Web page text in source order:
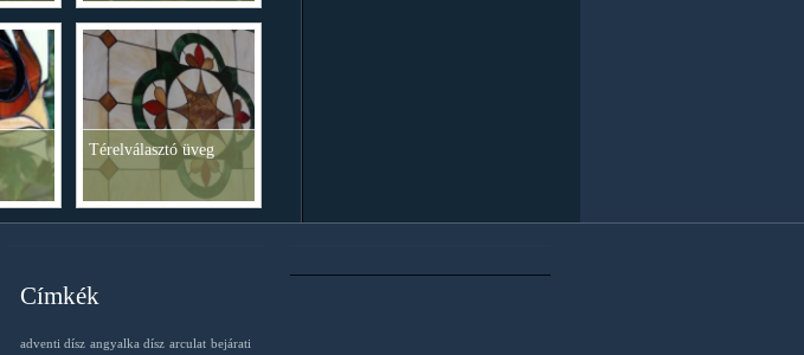
Térelválasztó üveg
Címkék
adventi dísz angyalka dísz arculat bejárati